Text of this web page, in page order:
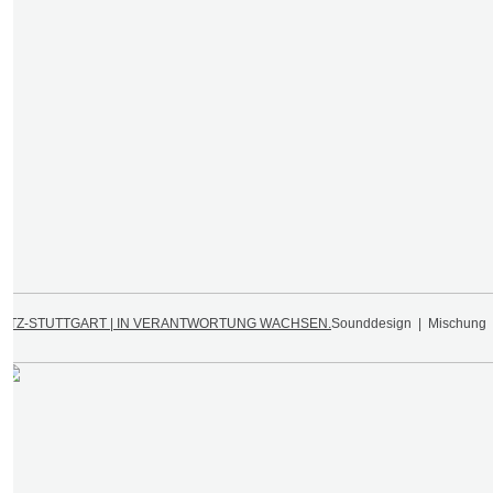
PTZ-STUTTGART | IN VERANTWORTUNG WACHSEN. Sounddesign | Mischung